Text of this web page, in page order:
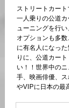
ストリートカー
一人乗りの公道
ューニングを行
オプションも多
に有名人になっ
りに、公道カー
い！！世界中の
手、映画俳優、
やVIPに日本の最